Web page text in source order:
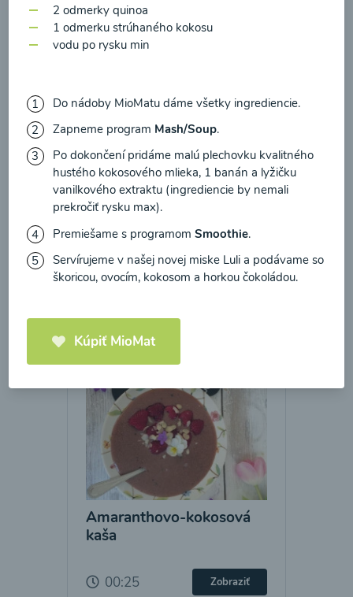
00:25 Zobraziť
Načítať ďalšie
Kaše
Amaranthovo-kokosová
kaša
00:25 Zobraziť
2 odmerky quinoa
1 odmerku strúhaného kokosu
vodu po rysku min
Do nádoby MioMatu dáme všetky ingrediencie.
Zapneme program Mash/Soup.
Po dokončení pridáme malú plechovku kvalitného
hustého kokosového mlieka, 1 banán a lyžičku
vanilkového extraktu (ingrediencie by nemali
prekročiť rysku max).
Premiešame s programomSmoothie.
Servírujeme v našej novej miske Luli a podávame so
škoricou, ovocím, kokosom a horkou čokoládou.
Kúpiť MioMat
prečítal(a)informácie o Ochrane osobných
údajova súhlasím s nimi.